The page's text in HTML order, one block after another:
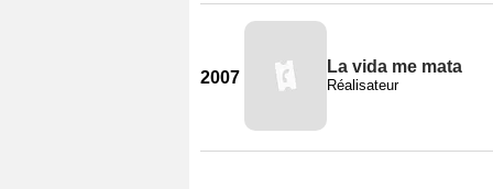
2007
La vida me mata
Réalisateur